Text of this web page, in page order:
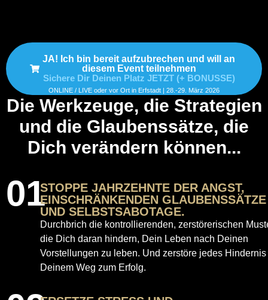
JA! Ich bin bereit aufzubrechen und will an
diesem Event teilnehmen
Sichere Dir Deinen Platz JETZT (+ BONUSSE)
ONLINE / LIVE oder vor Ort in Erfstadt | 28.-29. März 2026
Die Werkzeuge, die Strategien
und die Glaubenssätze, die
Dich verändern können...
01STOPPE JAHRZEHNTE DER ANGST,
EINSCHRÄNKENDEN GLAUBENSSÄTZE
UND SELBSTSABOTAGE.
Durchbrich die kontrollierenden, zerstörerischen
die Dich daran hindern, Dein Leben nach Deinen
Vorstellungen zu leben. Und zerstöre jedes Hindernis
Deinem Weg zum Erfolg.